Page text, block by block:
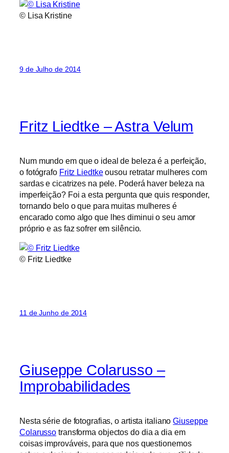
© Lisa Kristine
9 de Julho de 2014
Fritz Liedtke – Astra Velum
Num mundo em que o ideal de beleza é a perfeição,
o fotógrafo Fritz Liedtkeousou retratar mulheres com
sardas e cicatrizes na pele. Poderá haver beleza na
imperfeição? Foi a esta pergunta que quis responder,
tornando belo o que para muitas mulheres é
encarado como algo que lhes diminui o seu amor
próprio e as faz sofrer em silêncio.
© Fritz Liedtke
11 de Junho de 2014
Giuseppe Colarusso –
Improbabilidades
Nesta série de fotografias, o artista italianoGiuseppe
Colarusso transforma objectos do dia a dia em
coisas improváveis, para que nos questionemos